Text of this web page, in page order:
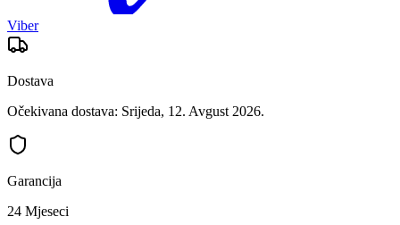
Viber
Dostava
Očekivana dostava: Srijeda, 12. Avgust 2026.
Garancija
24 Mjeseci